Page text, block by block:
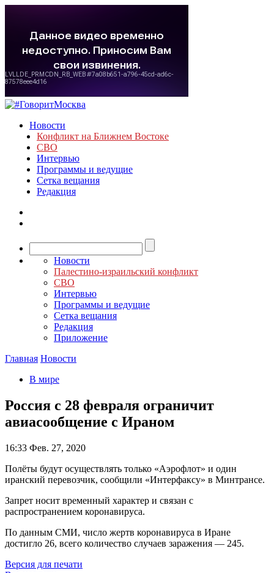
Новости
Конфликт на Ближнем Востоке
СВО
Интервью
Программы и ведущие
Сетка вещания
Редакция
Новости
Палестино-израильский конфликт
СВО
Интервью
Программы и ведущие
Сетка вещания
Редакция
Приложение
Главная Новости
В мире
Россия с 28 февраля ограничит
авиасообщение с Ираном
16:33 Фев. 27, 2020
Полёты будут осуществлять только «Аэрофлот» и один
иранский перевозчик, сообщили «Интерфаксу» в Минтрансе.
Запрет носит временный характер и связан с
распространением коронавируса.
По данным СМИ, число жертв коронавируса в Иране
достигло 26, всего количество случаев заражения — 245.
Версия для печати